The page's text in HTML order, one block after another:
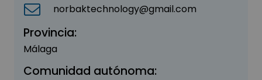
norbaktechnology@gmail.com
Provincia:
Málaga
Comunidad autónoma: